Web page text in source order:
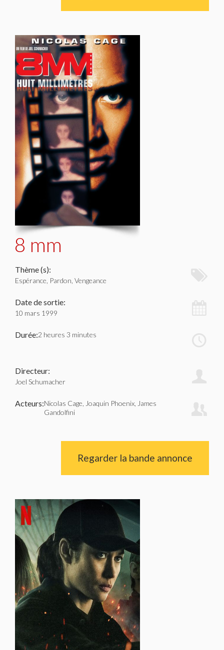
8 mm
Thème (s):
Espérance, Pardon, Vengeance
Date de sortie:
10 mars 1999
Durée:2 heures 3 minutes
Directeur:
Joel Schumacher
Acteurs:Nicolas Cage, Joaquin Phoenix, James
Gandolfini
Regarder la bande annonce